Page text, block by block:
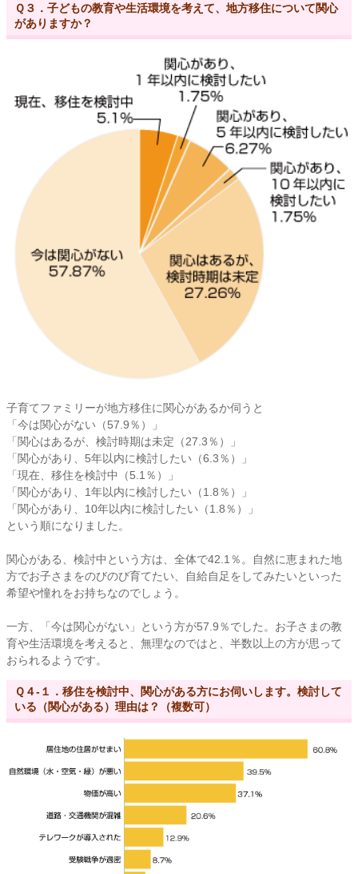
Ｑ３．子どもの教育や生活環境を考えて、地方移住について関心
がありますか？
子育てファミリーが地方移住に関心があるか伺うと
「今は関心がない（57.9％）」
「関心はあるが、検討時期は未定（27.3％）」
「関心があり、5年以内に検討したい（6.3％）」
「現在、移住を検討中（5.1％）」
「関心があり、1年以内に検討したい（1.8％）」
「関心があり、10年以内に検討したい（1.8％）」
という順になりました。
関心がある、検討中という方は、全体で42.1％。自然に恵まれた地
方でお子さまをのびのび育てたい、自給自足をしてみたいといった
希望や憧れをお持ちなのでしょう。
一方、「今は関心がない」という方が57.9％でした。お子さまの教
育や生活環境を考えると、無理なのではと、半数以上の方が思って
おられるようです。
Ｑ４-１．移住を検討中、関心がある方にお伺いします。検討して
いる（関心がある）理由は？（複数可）